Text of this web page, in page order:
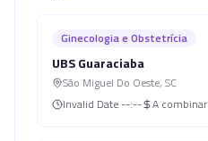
Ginecologia e Obstetrícia
UBS Guaraciaba
São Miguel Do Oeste, SC
Invalid Date --:-- A combinar